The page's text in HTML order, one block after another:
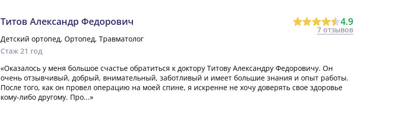
Титов Александр Федорович 4.9
7 отзывов
Детский ортопед, Ортопед, Травматолог
Стаж 21 год
«Оказалось у меня большое счастье обратиться к доктору Титову Александру Федоровичу. Он
очень отзывчивый, добрый, внимательный, заботливый и имеет большие знания и опыт работы.
После того, как он провел операцию на моей спине, я искренне не хочу доверять свое здоровье
кому-либо другому. Про...»